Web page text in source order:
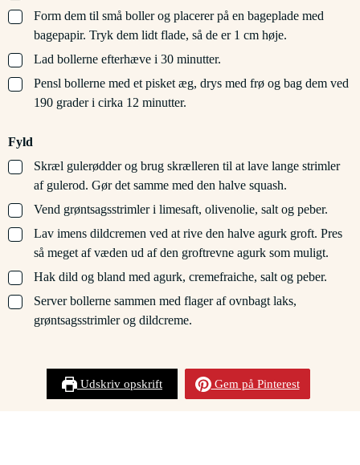
▢
Form dem til små boller og placerer på en bageplade med
bagepapir. Tryk dem lidt flade, så de er 1 cm høje.
▢
Lad bollerne efterhæve i 30 minutter.
▢
Pensl bollerne med et pisket æg, drys med frø og bag dem ved
190 grader i cirka 12 minutter.
Fyld
▢
Skræl gulerødder og brug skrælleren til at lave lange strimler
af gulerod. Gør det samme med den halve squash.
▢
Vend grøntsagsstrimler i limesaft, olivenolie, salt og peber.
▢
Lav imens dildcremen ved at rive den halve agurk groft. Pres
så meget af væden ud af den groftrevne agurk som muligt.
▢
Hak dild og bland med agurk, cremefraiche, salt og peber.
▢
Server bollerne sammen med flager af ovnbagt laks,
grøntsagsstrimler og dildcreme.
Udskriv opskrift Gem på Pinterest